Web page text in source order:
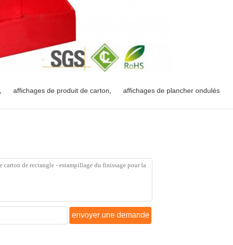
affichages de produit de carton affichages de plancher ondulés
envoyer une demande